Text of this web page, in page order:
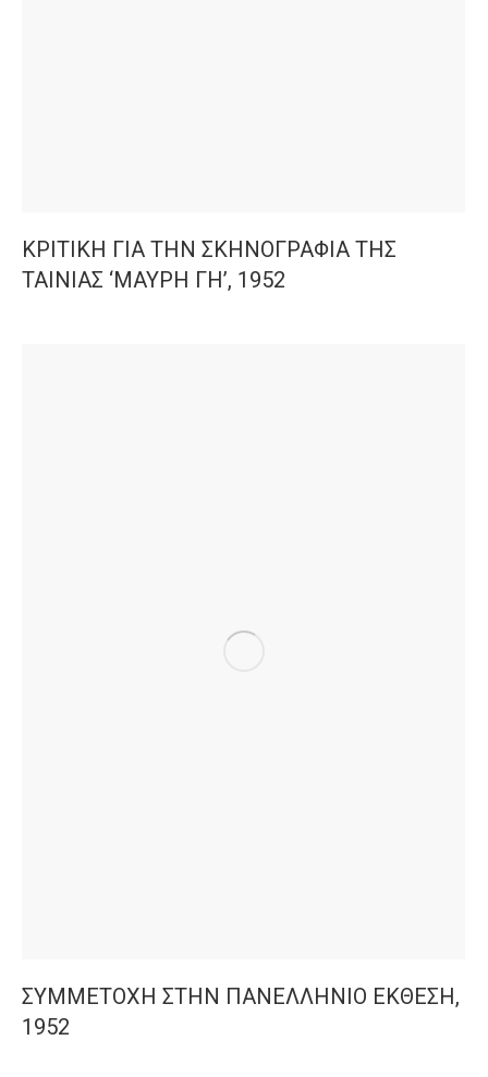
ΚΡΙΤΙΚΗ ΓΙΑ ΤΗΝ ΣΚΗΝΟΓΡΑΦΙΑ ΤΗΣ
ΤΑΙΝΙΑΣ ‘ΜΑΥΡΗ ΓΗ’, 1952
ΣΥΜΜΕΤΟΧΗ ΣΤΗΝ ΠΑΝΕΛΛΗΝΙΟ ΕΚΘΕΣΗ,
1952